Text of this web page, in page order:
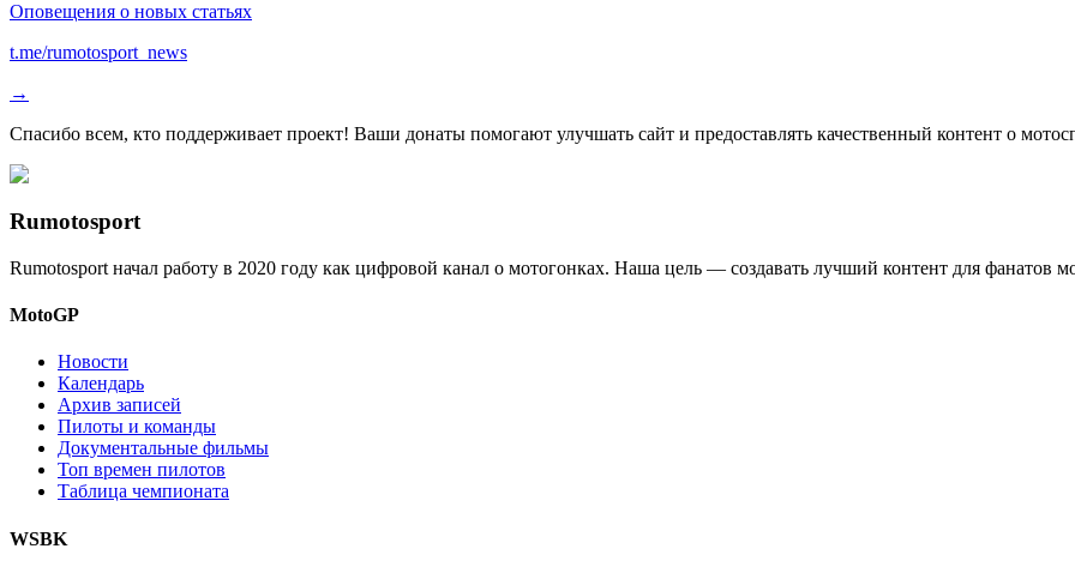
Оповещения о новых статьях
t.me/rumotosport_news
→
Спасибо всем, кто поддерживает проект! Ваши донаты помогают улучшать сайт и предоставлять качественный контент о
Rumotosport
Rumotosport начал работу в 2020 году как цифровой канал о мотогонках. Наша цель — создавать лучший контент для фанатов
MotoGP
Новости
Календарь
Архив записей
Пилоты и команды
Документальные фильмы
Топ времен пилотов
Таблица чемпионата
WSBK